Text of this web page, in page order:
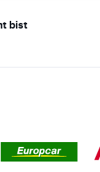
bist